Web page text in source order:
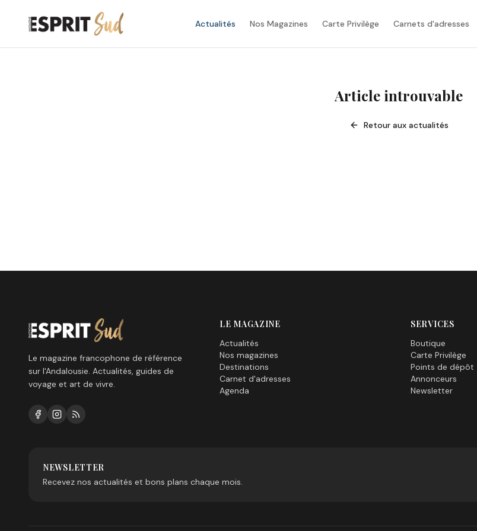
Actualités Nos Magazines Carte Privilège Carnets d'adresses
Article introuvable
Retour aux actualités
Le magazine francophone de référence
sur l'Andalousie. Actualités, guides de
voyage et art de vivre.
LE MAGAZINE
Actualités
Nos magazines
Destinations
Carnet d'adresses
Agenda
SERVICES
Boutique
Carte Privilège
Points de dépôt
Annonceurs
Newsletter
NEWSLETTER
Recevez nos actualités et bons plans chaque mois.